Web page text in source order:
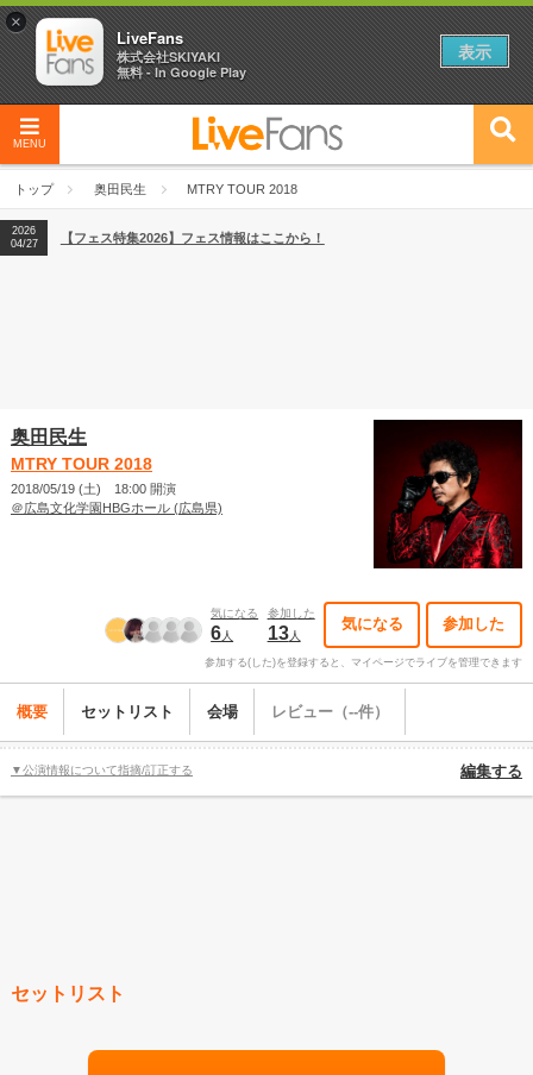
MENU
トップ 奥田民生 MTRY TOUR 2018
2026
04/27
2026
【ライブ動員ランキング】2026年上半期編発表！
2026
04/27
【フェス特集2026】フェス情報はここから！
奥田民生
MTRY TOUR 2018
2018/05/19 (土) 18:00 開演
＠広島文化学園HBGホール (広島県)
気になる
6人
参加した
13人
気になる 参加した
参加する(した)を登録すると、マイページでライブを管理できます
概要 セットリスト 会場 レビュー（--件）
▼公演情報について指摘/訂正する 編集する
セットリスト
×
LiveFans
株式会社SKIYAKI
無料 - In Google Play
表示